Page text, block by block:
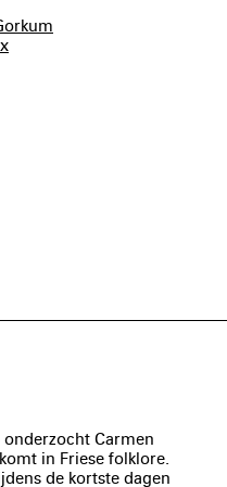
Carmen
in Friese folklore.
de kortste dagen